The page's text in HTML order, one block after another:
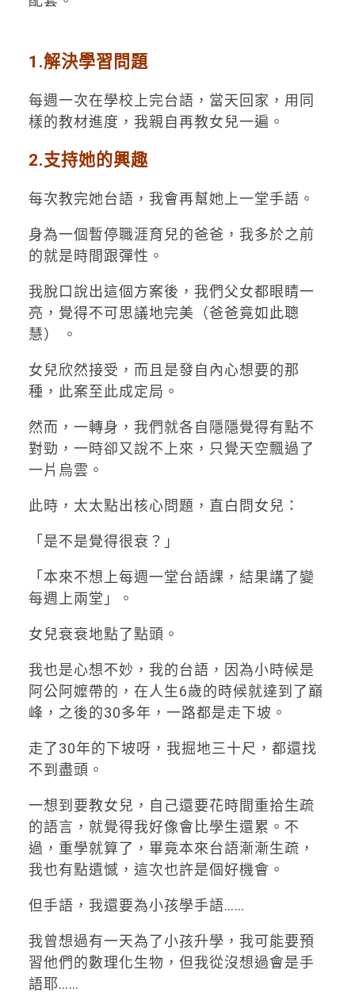
1.解決學習問題
每週一次在學校上完台語，當天回家，用同
樣的教材進度，我親自再教女兒一遍。
2.支持她的興趣
每次教完她台語，我會再幫她上一堂手語。
​身為一個暫停職涯育兒的爸爸，我多於之前
的就是時間跟彈性。
我脫口說出這個方案後，我們父女都眼睛一
亮，覺得不可思議地完美（爸爸竟如此聰
慧） 。
女兒欣然接受，而且是發自內心想要的那
種，此案至此成定局。
​然而，一轉身，我們就各自隱隱覺得有點不
對勁，一時卻又說不上來，只覺天空飄過了
一片烏雲。
​此時，太太點出核心問題，直白問女兒：
​「是不是覺得很衰？」
「本來不想上每週一堂台語課，結果講了變
每週上兩堂」。
​女兒衰衰地點了點頭。
我也是心想不妙，我的台語，因為小時候是
阿公阿嬤帶的，在人生6歲的時候就達到了巔
峰，之後的30多年，一路都是走下坡。
​走了30年的下坡呀，我掘地三十尺，都還找
不到盡頭。
​一想到要教女兒，自己還要花時間重拾生疏
的語言，就覺得我好像會比學生還累。不
過，重學就算了，畢竟本來台語漸漸生疏，
我也有點遺憾，這次也許是個好機會。
但手語，我還要為小孩學手語……
​我曾想過有一天為了小孩升學，我可能要預
習他們的數理化生物，但我從沒想過會是手
語耶……